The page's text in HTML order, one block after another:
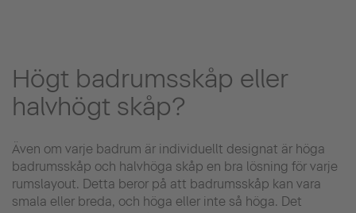
Högt badrumsskåp eller
halvhögt skåp?
Även om varje badrum är individuellt designat är höga
badrumsskåp och halvhöga skåp en bra lösning för varje
rumslayout. Detta beror på att badrumsskåp kan vara
smala eller breda, och höga eller inte så höga. Det